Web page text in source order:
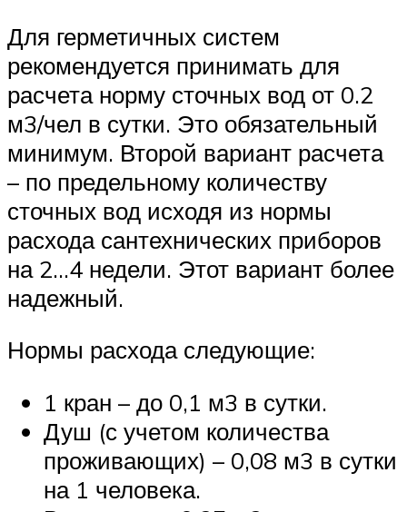
Для герметичных систем
рекомендуется принимать для
расчета норму сточных вод от 0.2
м3/чел в сутки. Это обязательный
минимум. Второй вариант расчета
– по предельному количеству
сточных вод исходя из нормы
расхода сантехнических приборов
на 2…4 недели. Этот вариант более
надежный.
Нормы расхода следующие:
1 кран – до 0,1 м3 в сутки.
Душ (с учетом количества
проживающих) – 0,08 м3 в сутки
на 1 человека.